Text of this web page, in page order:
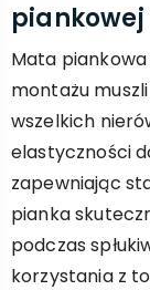
piankowej
Mata
montażu
wszelkich
elastyczności
zapewniając
pianka
podczas
korzystania z